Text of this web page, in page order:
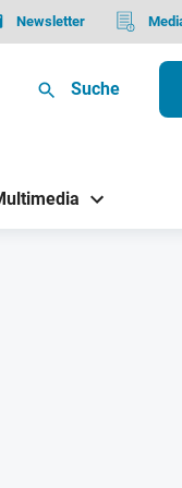
Newsletter
Suche